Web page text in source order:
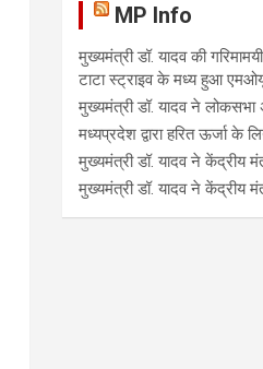
MP Info
मुख्यमंत्री डॉ. यादव की
टाटा स्ट्राइव के मध्य हुआ
मुख्यमंत्री डॉ. यादव ने लोकसभा
मध्यप्रदेश द्वारा हरित ऊर्जा के
मुख्यमंत्री डॉ. यादव ने केंद्रीय
मुख्यमंत्री डॉ. यादव ने केंद्रीय